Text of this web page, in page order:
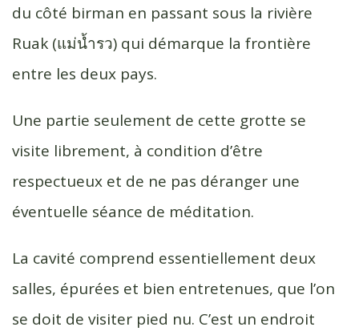
du côté birman en passant sous la rivière
Ruak (แม่น้ำรว) qui démarque la frontière
entre les deux pays.
Une partie seulement de cette grotte se
visite librement, à condition d’être
respectueux et de ne pas déranger une
éventuelle séance de méditation.
La cavité comprend essentiellement deux
salles, épurées et bien entretenues, que l’on
se doit de visiter pied nu. C’est un endroit